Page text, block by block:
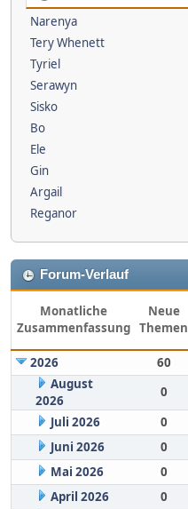
Narenya
Tery Whenett
Tyriel
Serawyn
Sisko
Bo
Ele
Gin
Argail
Reganor
Forum-Verlauf
Monatliche
Zusammenfassung
Neue
Themen
2026
60
August
2026
0
Juli 2026
0
Juni 2026
0
Mai 2026
0
April 2026
0